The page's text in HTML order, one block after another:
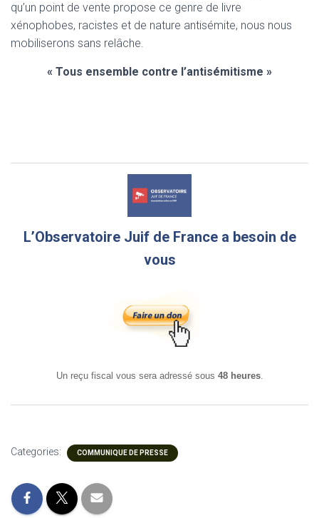
qu’un point de vente propose ce genre de livre
xénophobes, racistes et de nature antisémite, nous nous
mobiliserons sans relâche.
« Tous ensemble contre l’antisémitisme »
L’Observatoire Juif de France a besoin de
vous
Un reçu fiscal vous sera adressé sous 48 heures.
Categories: COMMUNIQUE DE PRESSE